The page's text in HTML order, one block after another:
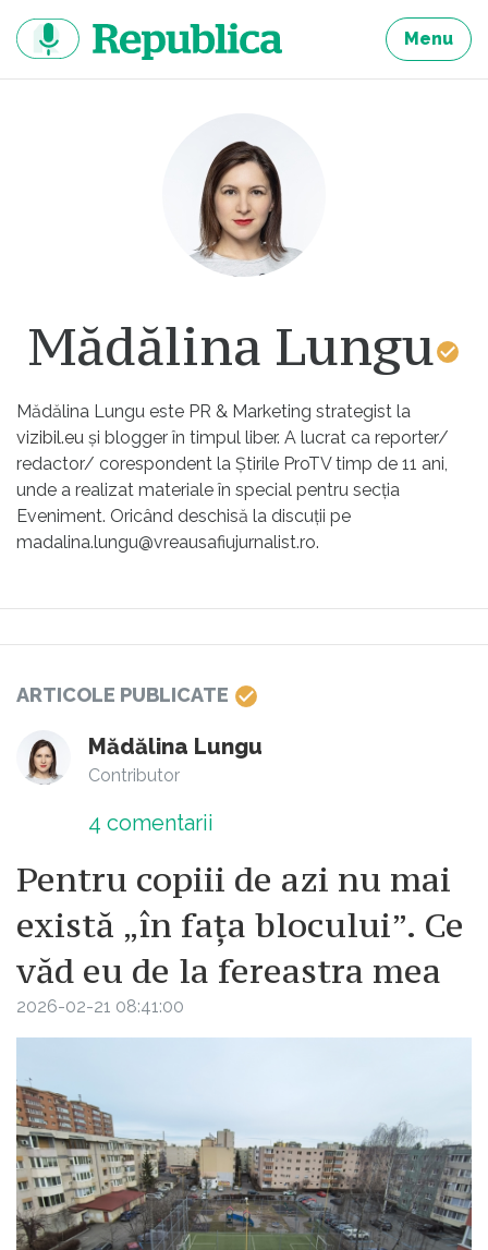
continut
Menu
Mădălina Lungu
Mădălina Lungu este PR & Marketing strategist la
vizibil.eu și blogger în timpul liber. A lucrat ca reporter/
redactor/ corespondent la Știrile ProTV timp de 11 ani,
unde a realizat materiale în special pentru secția
Eveniment. Oricând deschisă la discuții pe
madalina.lungu@vreausafiujurnalist.ro.
ARTICOLE PUBLICATE
Mădălina Lungu
Contributor
4 comentarii
Pentru copiii de azi nu mai
există „în fața blocului”. Ce
văd eu de la fereastra mea
2026-02-21 08:41:00